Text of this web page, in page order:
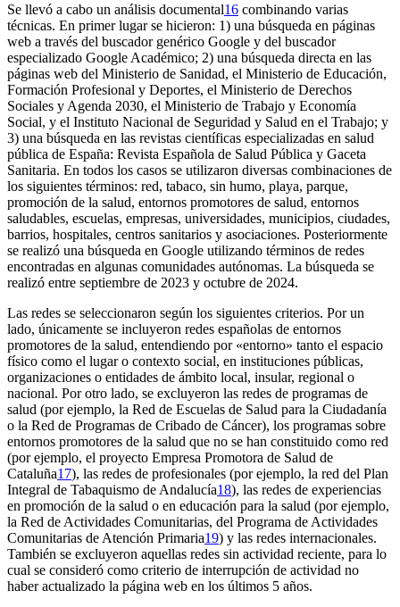
Se llevó a cabo un análisis documental16 combinando varias
técnicas. En primer lugar se hicieron: 1) una búsqueda en páginas
web a través del buscador genérico Google y del buscador
especializado Google Académico; 2) una búsqueda directa en las
páginas web del Ministerio de Sanidad, el Ministerio de Educación,
Formación Profesional y Deportes, el Ministerio de Derechos
Sociales y Agenda 2030, el Ministerio de Trabajo y Economía
Social, y el Instituto Nacional de Seguridad y Salud en el Trabajo; y
3) una búsqueda en las revistas científicas especializadas en salud
pública de España: Revista Española de Salud Pública y Gaceta
Sanitaria. En todos los casos se utilizaron diversas combinaciones de
los siguientes términos: red, tabaco, sin humo, playa, parque,
promoción de la salud, entornos promotores de salud, entornos
saludables, escuelas, empresas, universidades, municipios, ciudades,
barrios, hospitales, centros sanitarios y asociaciones. Posteriormente
se realizó una búsqueda en Google utilizando términos de redes
encontradas en algunas comunidades autónomas. La búsqueda se
realizó entre septiembre de 2023 y octubre de 2024.
Las redes se seleccionaron según los siguientes criterios. Por un
lado, únicamente se incluyeron redes españolas de entornos
promotores de la salud, entendiendo por «entorno» tanto el espacio
físico como el lugar o contexto social, en instituciones públicas,
organizaciones o entidades de ámbito local, insular, regional o
nacional. Por otro lado, se excluyeron las redes de programas de
salud (por ejemplo, la Red de Escuelas de Salud para la Ciudadanía
o la Red de Programas de Cribado de Cáncer), los programas sobre
entornos promotores de la salud que no se han constituido como red
(por ejemplo, el proyecto Empresa Promotora de Salud de
Cataluña17), las redes de profesionales (por ejemplo, la red del Plan
Integral de Tabaquismo de Andalucía18), las redes de experiencias
en promoción de la salud o en educación para la salud (por ejemplo,
la Red de Actividades Comunitarias, del Programa de Actividades
Comunitarias de Atención Primaria19) y las redes internacionales.
También se excluyeron aquellas redes sin actividad reciente, para lo
cual se consideró como criterio de interrupción de actividad no
haber actualizado la página web en los últimos 5 años.